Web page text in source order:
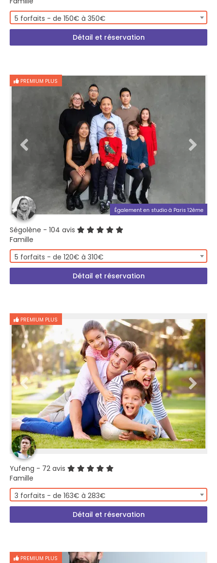
5 forfaits - de 150€ à 350€
Détail et réservation
PREMIUM PLUS
Également en studio à Paris 12ème
Ségolène - 104 avis
Famille
5 forfaits - de 120€ à 310€
Détail et réservation
PREMIUM PLUS
Yufeng - 72 avis
Famille
3 forfaits - de 163€ à 283€
Détail et réservation
PREMIUM PLUS